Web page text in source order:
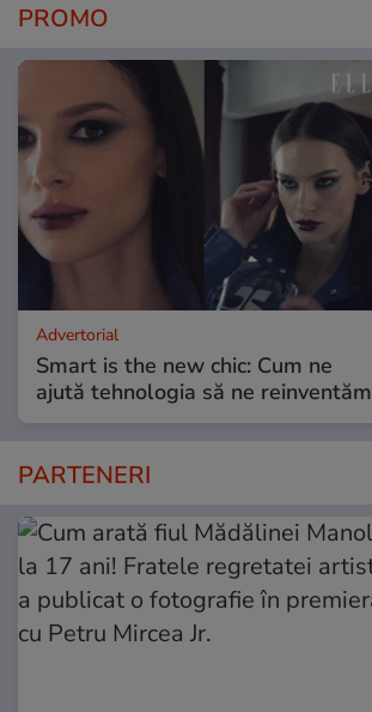
PROMO
Advertorial
Smart is the new chic: Cum ne
ajută tehnologia să ne reinventăm
PARTENERI